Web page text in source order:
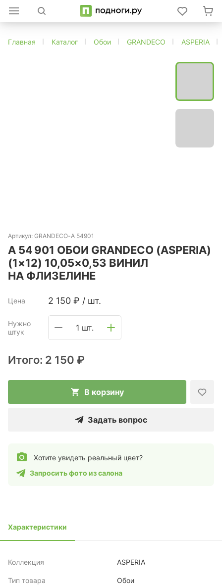
Главная Каталог Обои GRANDECO ASPERIA
Артикул: GRANDECO-A 54901
A 54 901 ОБОИ GRANDECO (ASPERIA)
(1×12) 10,05×0,53 ВИНИЛ
НА ФЛИЗЕЛИНЕ
Цена 2 150 ₽ / шт.
Нужно
штук
1 шт.
Итого: 2 150 ₽
В корзину
Задать вопрос
Хотите увидеть реальный цвет?
Запросить фото из салона
Характеристики
Коллекция ASPERIA
Тип товара Обои